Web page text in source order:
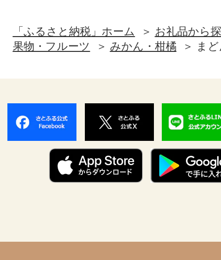
「ふるさと納税」ホーム
お礼品から
果物・フルーツ
みかん・柑橘 ま